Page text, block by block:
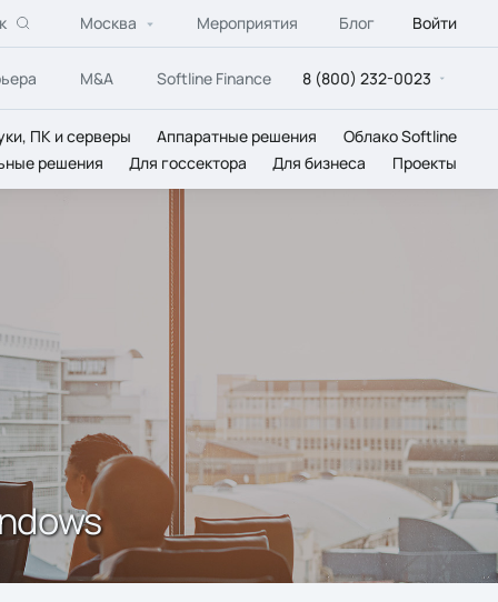
Москва Мероприятия Блог Войти
M&A Softline Finance 8 (800) 232-0023
ПК и серверы Аппаратные решения
Облако Softline
решения Для госсектора Для бизнеса Проекты